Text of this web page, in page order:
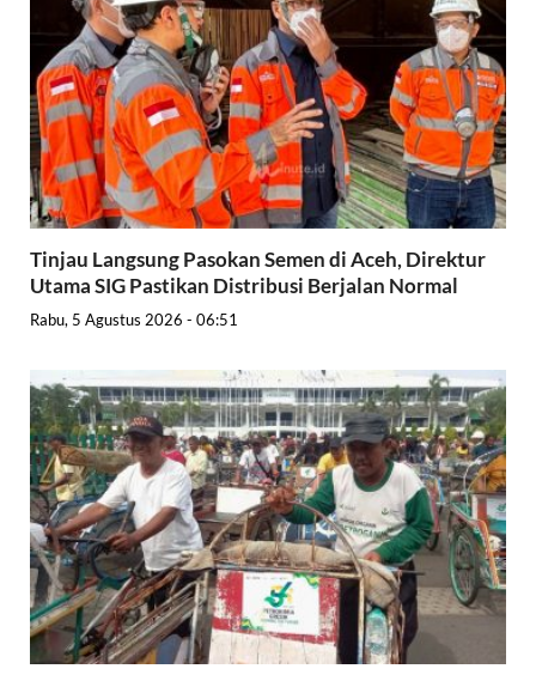
Tinjau Langsung Pasokan Semen di Aceh, Direktur
Utama SIG Pastikan Distribusi Berjalan Normal
Rabu, 5 Agustus 2026 - 06:51